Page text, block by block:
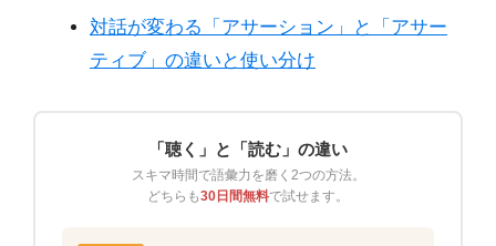
対話が変わる「アサーション」と「アサー
ティブ」の違いと使い分け
「聴く」と「読む」の違い
スキマ時間で語彙力を磨く2つの方法。
どちらも30日間無料で試せます。